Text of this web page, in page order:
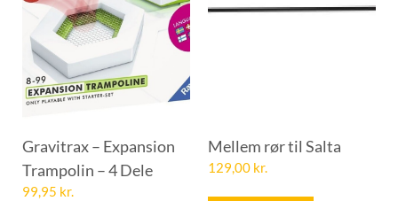
Gravitrax – Expansion
Trampolin – 4 Dele
99,95 kr.
Mellem rør til Salta
129,00 kr.